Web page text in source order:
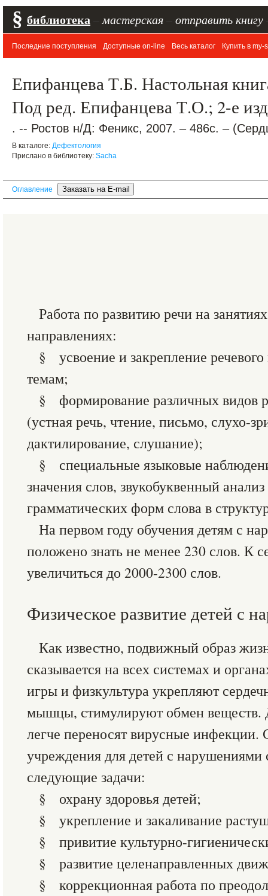
§ библиотека мастерская отправить книгу
Последние поступления Доступные on-line Весь каталог Купить в my-
Епифанцева Т.Б. Настольная
Под ред. Епифанцева Т.О.; 2-е изд
. -- Ростов н/Д: Феникс, 2007. – 486с. –
В каталоге: Дефектология
Прислано в библиотеку: Sacha
Оглавление
Работа по развитию речи на
направлениях:
§ усвоение и закрепление речевого
темам;
§ формирование различных видов
(устная речь, чтение, письмо, слухо-
дактилирование, слушание);
§ специальные языковые
значения слов, звукобуквенный
грамматических форм слова в
На первом году обучения детям с
положено знать не менее 230 слов. К
увеличиться до 2000-2300 слов.
Физическое развитие детей с
Как известно, подвижный образ
сказывается на всех системах и
игры и физкультура укрепляют
мышцы, стимулируют обмен веществ.
легче переносят вирусные
учреждения для детей с
следующие задачи:
§ охрану здоровья детей;
§ укрепление и закаливание
§ привитие культурно-
§ развитие целенаправленных
§ коррекционная работа по